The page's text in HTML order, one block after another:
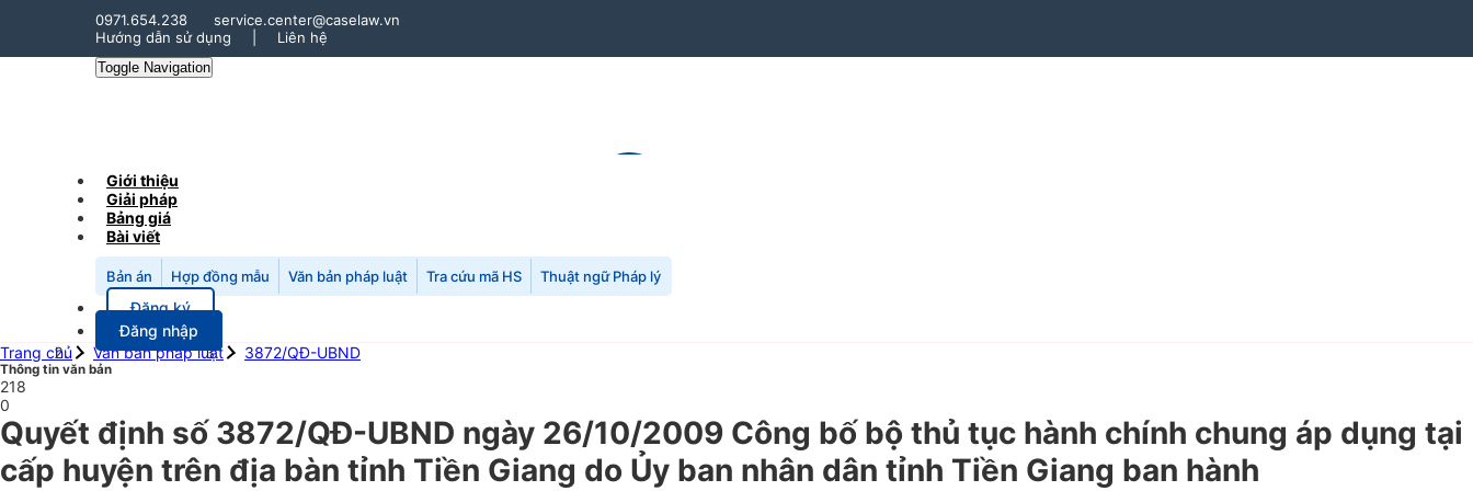
0971.654.238
service.center@caselaw.vn
Hướng dẫn sử dụng
Liên hệ
Toggle Navigation
Giới thiệu
Giải pháp
Bảng giá
Bài viết
Bản án Hợp đồng mẫu Văn bản pháp luật Tra cứu mã HS Thuật ngữ Pháp lý
Đăng ký
Đăng nhập
Trang chủ
Văn bản pháp luật 3872/QĐ-UBND
Thông tin văn bản
218
0
Quyết định số 3872/QĐ-UBND ngày 26/10/2009 Công bố bộ thủ tục hành chính chung áp dụng tại
cấp huyện trên địa bàn tỉnh Tiền Giang do Ủy ban nhân dân tỉnh Tiền Giang ban hành